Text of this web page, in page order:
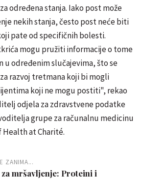
određena stanja. Iako post može
nekih stanja, često post neće biti
pate od specifičnih bolesti.
mogu pružiti informacije o tome
u određenim slučajevima, što se
razvoj tretmana koji bi mogli
koji ne mogu postiti", rekao
odjela za zdravstvene podatke
grupe za računalnu medicinu
at Charité.
ZANIMA...
za mršavljenje: Proteini i